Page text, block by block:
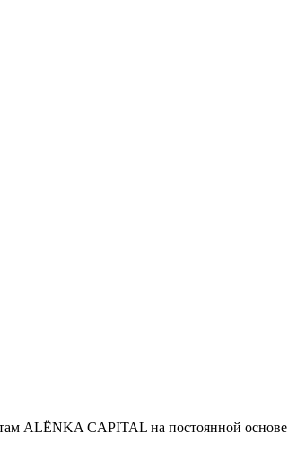
ALЁNKA CAPITAL на постоянной основе